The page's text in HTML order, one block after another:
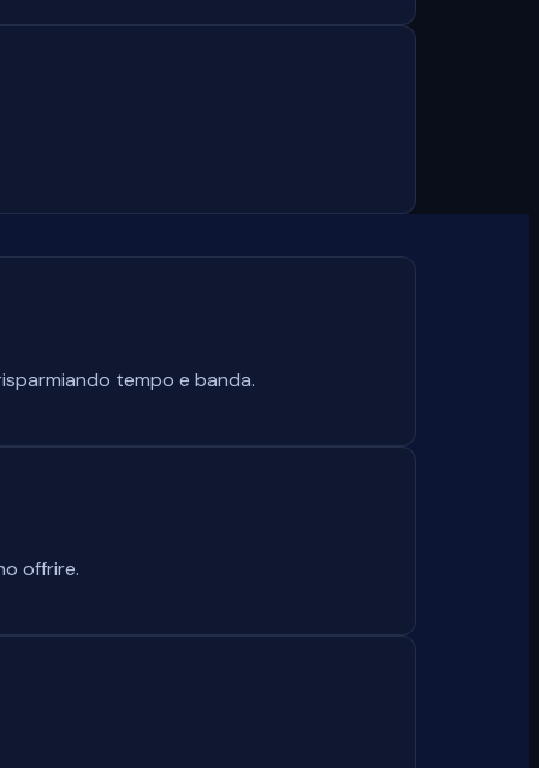
tempo e banda.
offrire.